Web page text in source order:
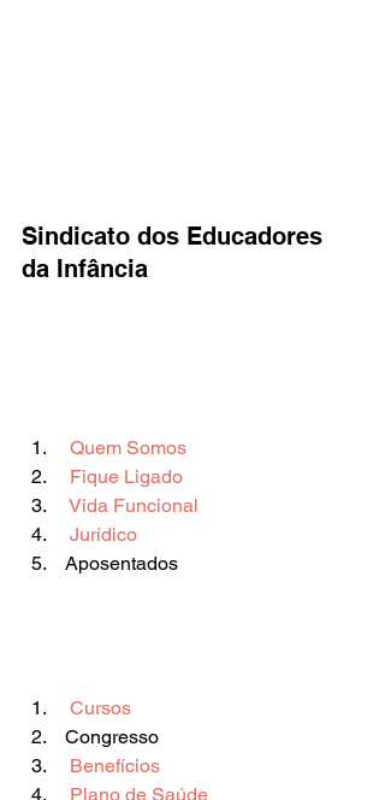
Sindicato dos Educadores
da Infância
Quem Somos
Fique Ligado
Vida Funcional
Jurídico
Aposentados
Cursos
Congresso
Benefícios
Plano de Saúde